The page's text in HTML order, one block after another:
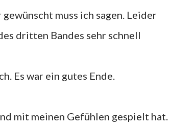
muss ich sagen. Leider
dritten Bandes sehr schnell
Es war ein gutes Ende.
mit meinen Gefühlen gespielt hat.